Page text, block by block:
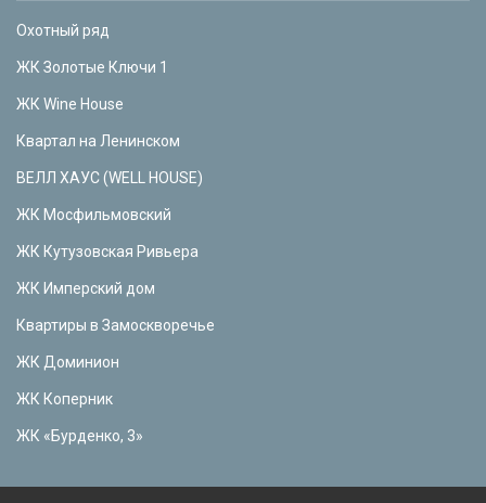
Охотный ряд
ЖК Золотые Ключи 1
ЖК Wine House
Квартал на Ленинском
ВЕЛЛ ХАУС (WELL HOUSE)
ЖК Мосфильмовский
ЖК Кутузовская Ривьера
ЖК Имперский дом
Квартиры в Замоскворечье
ЖК Доминион
ЖК Коперник
ЖК «Бурденко, 3»